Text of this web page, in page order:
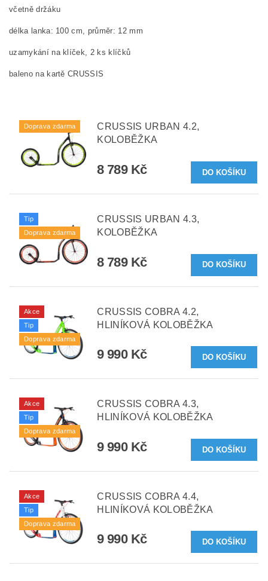
včetně držáku
délka lanka: 100 cm, průměr: 12 mm
uzamykání na klíček, 2 ks klíčků
baleno na kartě CRUSSIS
Doprava zdarma
CRUSSIS URBAN 4.2,
KOLOBĚŽKA
8 789 Kč
Tip
Doprava zdarma
CRUSSIS URBAN 4.3,
KOLOBĚŽKA
8 789 Kč
Akce
Tip
Doprava zdarma
CRUSSIS COBRA 4.2,
HLINÍKOVÁ KOLOBĚŽKA
9 990 Kč
Akce
Tip
Doprava zdarma
CRUSSIS COBRA 4.3,
HLINÍKOVÁ KOLOBĚŽKA
9 990 Kč
Akce
Tip
Doprava zdarma
CRUSSIS COBRA 4.4,
HLINÍKOVÁ KOLOBĚŽKA
9 990 Kč